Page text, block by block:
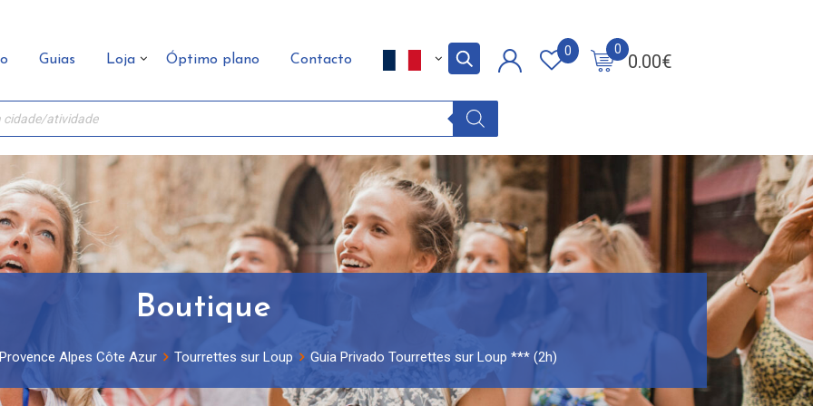
Guias Loja Óptimo plano Contacto 0.00€
0
0
Boutique
Provence Alpes Côte Azur Tourrettes sur Loup Guia Privado Tourrettes sur Loup *** (2h)